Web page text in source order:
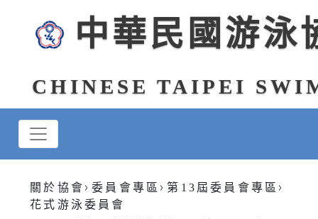
中華民國游泳
CHINESE TAIPEI
關於協會 >委員會專區 > 第13屆委員會專區 >
花式游泳委員會